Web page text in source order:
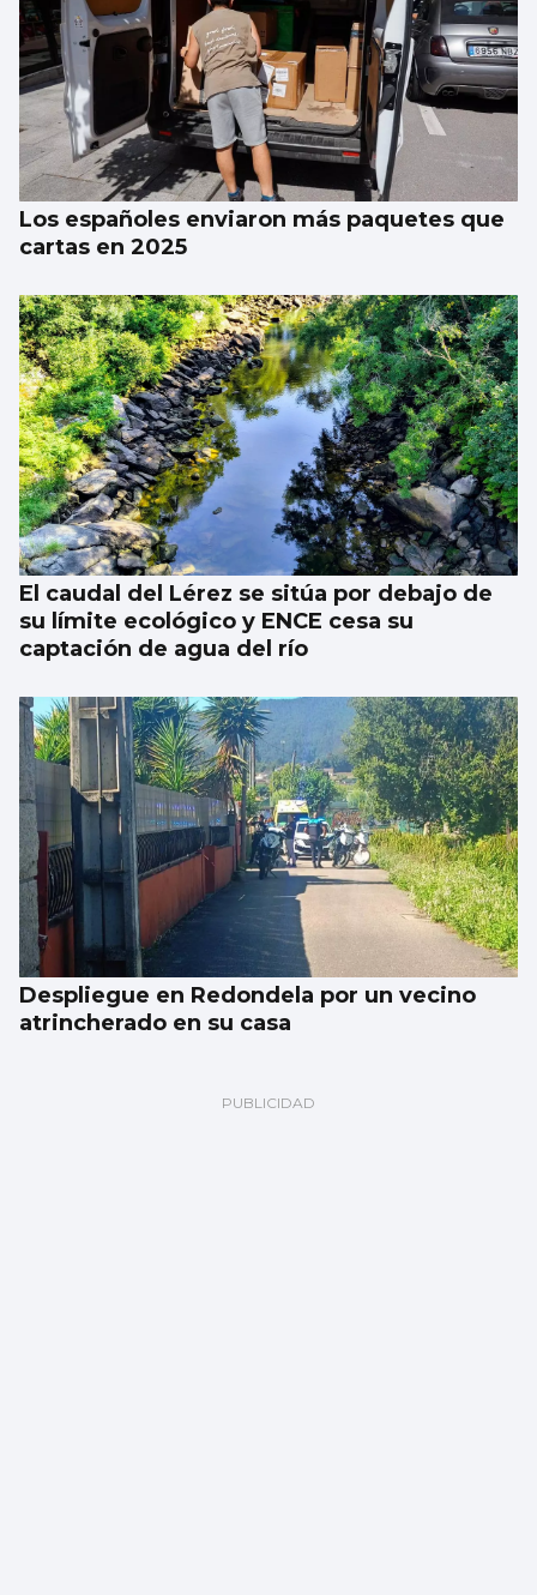
AVALANCHA EN LA FRONTERA
Marlaska insiste: “No hubo ni informe ni
aviso del CNI”
Los españoles enviaron más paquetes que
cartas en 2025
El caudal del Lérez se sitúa por debajo de
su límite ecológico y ENCE cesa su
captación de agua del río
Despliegue en Redondela por un vecino
atrincherado en su casa